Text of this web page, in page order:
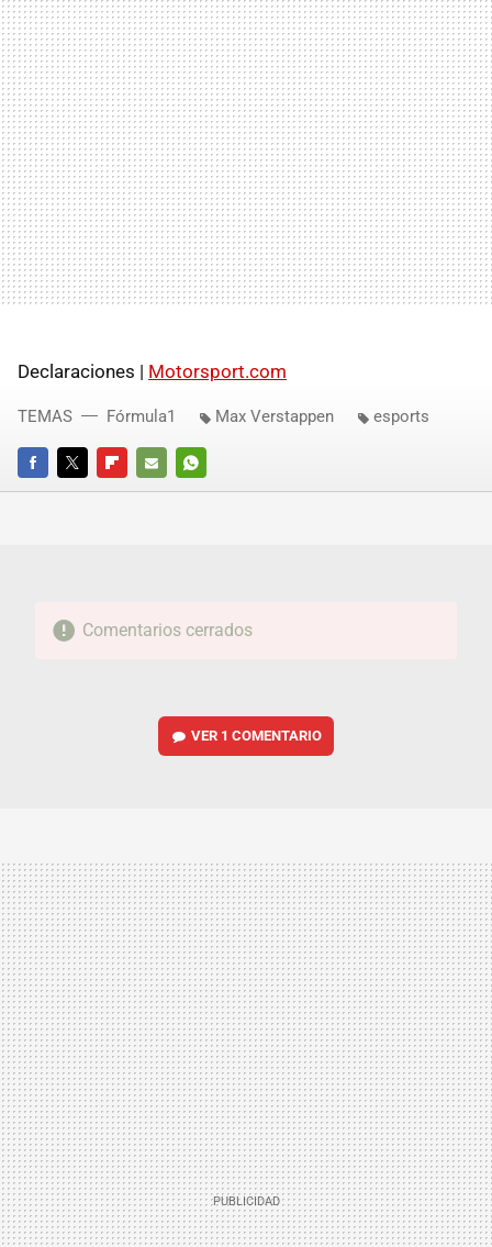
Declaraciones | Motorsport.com
FACEBOOKTWITTERFLIPBOARD
E-
WHATSAPP
TEMAS Fórmula1 Max Verstappen esports
Comentarios cerrados
VER 1 COMENTARIO